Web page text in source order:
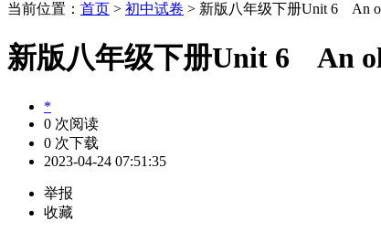
当前位置： 首页 > 初中试卷 > 新版八年级下册Unit 6 An
新版八年级下册Unit 6 An
*
0 次阅读
0 次下载
2023-04-24 07:51:35
举报
收藏